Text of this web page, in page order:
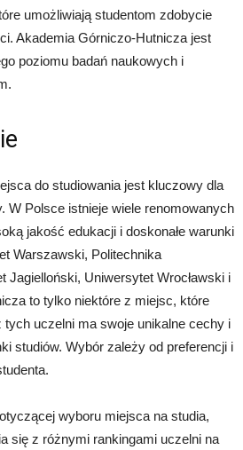
umożliwiają studentom zdobycie
Akademia Górniczo-Hutnicza jest
poziomu badań naukowych i
do studiowania jest kluczowy dla
W Polsce istnieje wiele renomowanych
jakość edukacji i doskonałe warunki
Warszawski, Politechnika
Jagielloński, Uniwersytet Wrocławski i
to tylko niektóre z miejsc, które
uczelni ma swoje unikalne cechy i
studiów. Wybór zależy od preferencji i
wyboru miejsca na studia,
się z różnymi rankingami uczelni na